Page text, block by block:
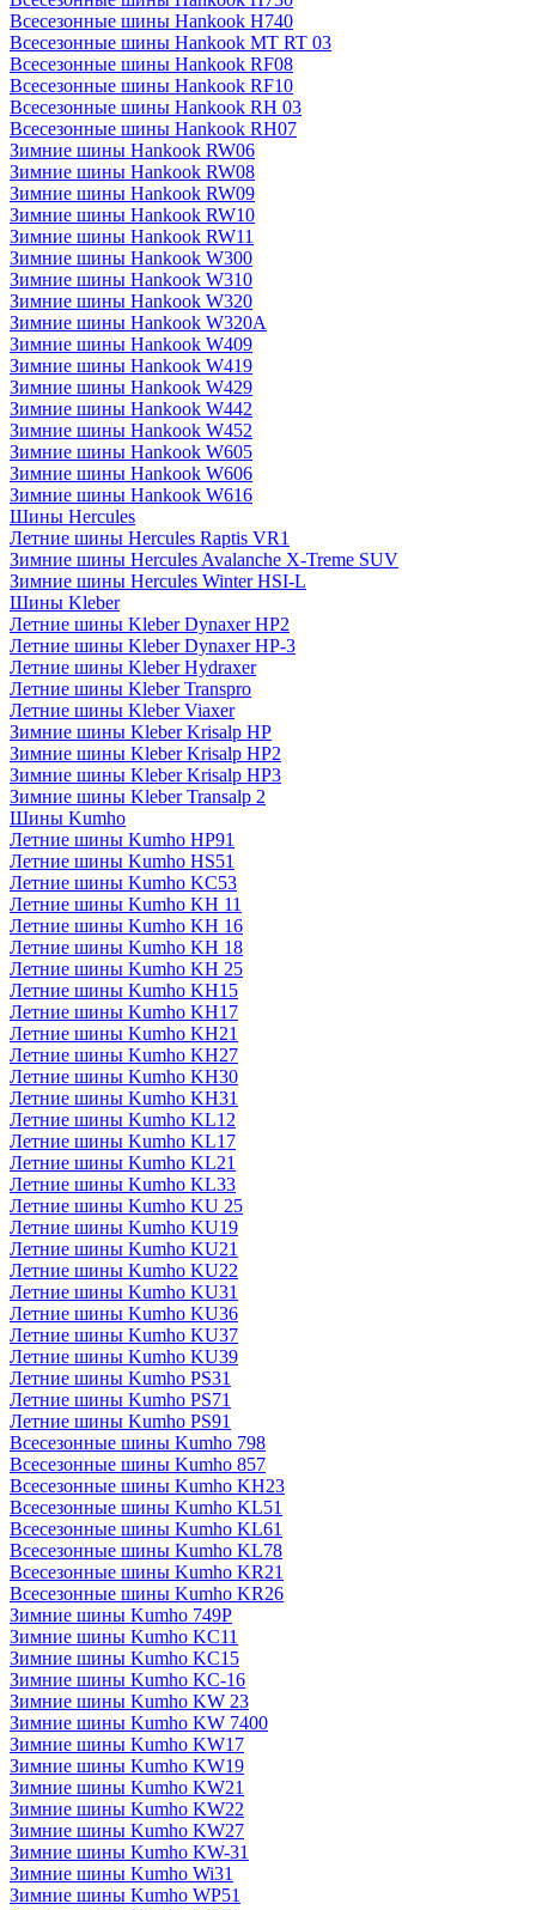
Всесезонные шины Hankook H740
Всесезонные шины Hankook MT RT 03
Всесезонные шины Hankook RF08
Всесезонные шины Hankook RF10
Всесезонные шины Hankook RH 03
Всесезонные шины Hankook RH07
Зимние шины Hankook RW06
Зимние шины Hankook RW08
Зимние шины Hankook RW09
Зимние шины Hankook RW10
Зимние шины Hankook RW11
Зимние шины Hankook W300
Зимние шины Hankook W310
Зимние шины Hankook W320
Зимние шины Hankook W320A
Зимние шины Hankook W409
Зимние шины Hankook W419
Зимние шины Hankook W429
Зимние шины Hankook W442
Зимние шины Hankook W452
Зимние шины Hankook W605
Зимние шины Hankook W606
Зимние шины Hankook W616
Шины Hercules
Летние шины Hercules Raptis VR1
Зимние шины Hercules Avalanche X-Treme SUV
Зимние шины Hercules Winter HSI-L
Шины Kleber
Летние шины Kleber Dynaxer HP2
Летние шины Kleber Dynaxer HP-3
Летние шины Kleber Hydraxer
Летние шины Kleber Transpro
Летние шины Kleber Viaxer
Зимние шины Kleber Krisalp HP
Зимние шины Kleber Krisalp HP2
Зимние шины Kleber Krisalp HP3
Зимние шины Kleber Transalp 2
Шины Kumho
Летние шины Kumho HP91
Летние шины Kumho HS51
Летние шины Kumho KC53
Летние шины Kumho KH 11
Летние шины Kumho KH 16
Летние шины Kumho KH 18
Летние шины Kumho KH 25
Летние шины Kumho KH15
Летние шины Kumho KH17
Летние шины Kumho KH21
Летние шины Kumho KH27
Летние шины Kumho KH30
Летние шины Kumho KH31
Летние шины Kumho KL12
Летние шины Kumho KL17
Летние шины Kumho KL21
Летние шины Kumho KL33
Летние шины Kumho KU 25
Летние шины Kumho KU19
Летние шины Kumho KU21
Летние шины Kumho KU22
Летние шины Kumho KU31
Летние шины Kumho KU36
Летние шины Kumho KU37
Летние шины Kumho KU39
Летние шины Kumho PS31
Летние шины Kumho PS71
Летние шины Kumho PS91
Всесезонные шины Kumho 798
Всесезонные шины Kumho 857
Всесезонные шины Kumho KH23
Всесезонные шины Kumho KL51
Всесезонные шины Kumho KL61
Всесезонные шины Kumho KL78
Всесезонные шины Kumho KR21
Всесезонные шины Kumho KR26
Зимние шины Kumho 749P
Зимние шины Kumho KC11
Зимние шины Kumho KC15
Зимние шины Kumho KC-16
Зимние шины Kumho KW 23
Зимние шины Kumho KW 7400
Зимние шины Kumho KW17
Зимние шины Kumho KW19
Зимние шины Kumho KW21
Зимние шины Kumho KW22
Зимние шины Kumho KW27
Зимние шины Kumho KW-31
Зимние шины Kumho Wi31
Зимние шины Kumho WP51